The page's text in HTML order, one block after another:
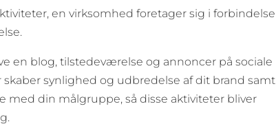
en virksomhed foretager sig i forbindelse
en blog, tilstedeværelse og annoncer på sociale
synlighed og udbredelse af dit brand samt
med din målgruppe, så disse aktiviteter bliver